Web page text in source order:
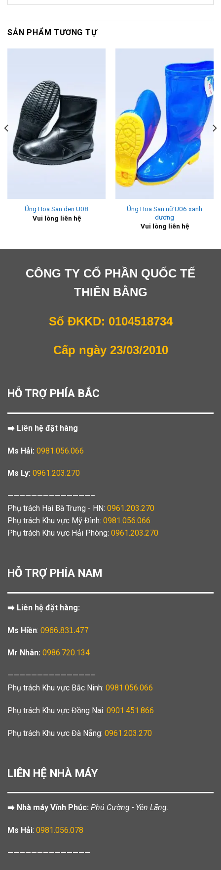
SẢN PHẨM TƯƠNG TỰ
Ủng Hoa San den U08
Vui lòng liên hệ
Ủng Hoa San nữ U06 xanh
dương
Vui lòng liên hệ
CÔNG TY CỔ PHẦN QUỐC TẾ
THIÊN BẰNG
Số ĐKKD: 0104518734
Cấp ngày 23/03/2010
HỖ TRỢ PHÍA BẮC
➡️ Liên hệ đặt hàng
Ms Hải: 0981.056.066
Ms Ly: 0961.203.270
——————————————–
Phụ trách Hai Bà Trưng - HN: 0961.203.270
Phụ trách Khu vực Mỹ Đình: 0981.056.066
Phụ trách Khu vực Hải Phòng: 0961.203.270
HỖ TRỢ PHÍA NAM
➡️ Liên hệ đặt hàng:
Ms Hiền: 0966.831.477
Mr Nhân: 0986.720.134
——————————————–
Phụ trách Khu vực Bắc Ninh: 0981.056.066
Phụ trách Khu vực Đồng Nai: 0901.451.866
Phụ trách Khu vực Đà Nẵng: 0961.203.270
LIÊN HỆ NHÀ MÁY
➡️ Nhà máy Vĩnh Phúc: Phú Cường - Yên Lãng.
Ms Hải: 0981.056.078
——————————————